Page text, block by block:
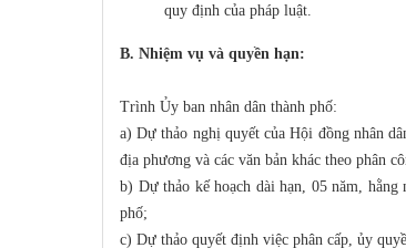
quy định của pháp luật.
B. Nhiệm vụ và quyền hạn:
Trình Ủy ban nhân dân thành phố:
a) Dự thảo nghị quyết của Hội đồng nhân
địa phương và các văn bản khác theo phân
b) Dự thảo kế hoạch dài hạn, 05 năm,
phố;
c) Dự thảo quyết định việc phân cấp, ủy